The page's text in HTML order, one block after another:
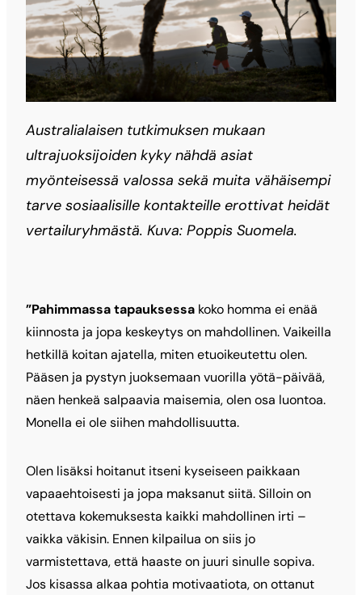
Australialaisen tutkimuksen mukaan
ultrajuoksijoiden kyky nähdä asiat
myönteisessä valossa sekä muita vähäisempi
tarve sosiaalisille kontakteille erottivat heidät
vertailuryhmästä. Kuva: Poppis Suomela.
”Pahimmassa tapauksessa koko homma ei enää
kiinnosta ja jopa keskeytys on mahdollinen. Vaikeilla
hetkillä koitan ajatella, miten etuoikeutettu olen.
Pääsen ja pystyn juoksemaan vuorilla yötä-päivää,
näen henkeä salpaavia maisemia, olen osa luontoa.
Monella ei ole siihen mahdollisuutta.
Olen lisäksi hoitanut itseni kyseiseen paikkaan
vapaaehtoisesti ja jopa maksanut siitä. Silloin on
otettava kokemuksesta kaikki mahdollinen irti –
vaikka väkisin. Ennen kilpailua on siis jo
varmistettava, että haaste on juuri sinulle sopiva.
Jos kisassa alkaa pohtia motivaatiota, on ottanut